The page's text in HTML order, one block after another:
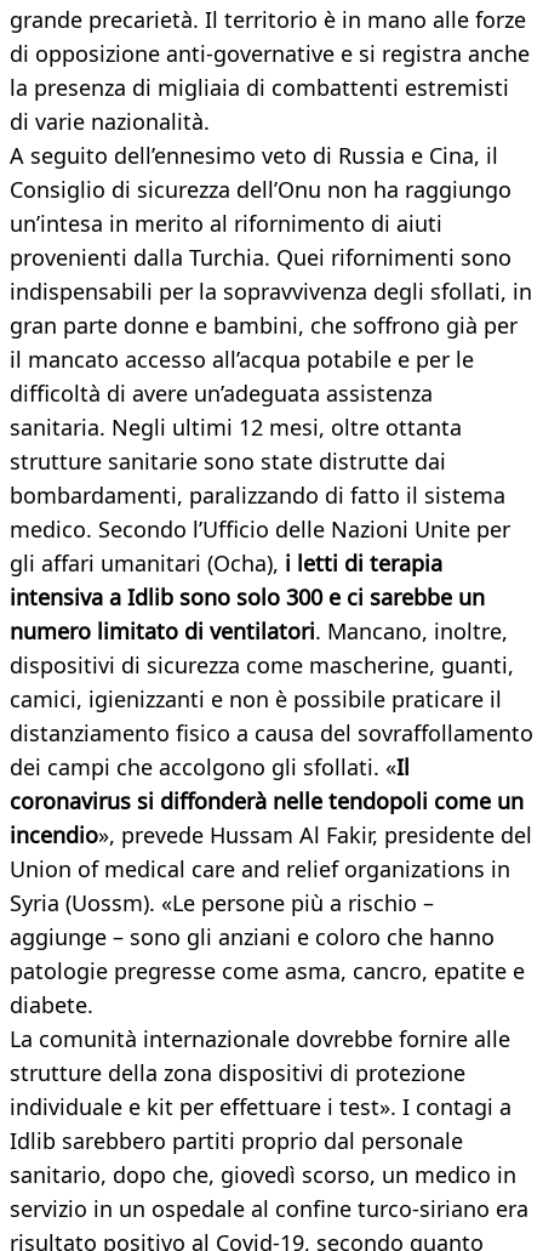
grande precarietà. Il territorio è in mano alle forze
di opposizione anti-governative e si registra anche
la presenza di migliaia di combattenti estremisti
di varie nazionalità.
A seguito dell’ennesimo veto di Russia e Cina, il
Consiglio di sicurezza dell’Onu non ha raggiungo
un’intesa in merito al rifornimento di aiuti
provenienti dalla Turchia. Quei rifornimenti sono
indispensabili per la sopravvivenza degli sfollati, in
gran parte donne e bambini, che soffrono già per
il mancato accesso all’acqua potabile e per le
difficoltà di avere un’adeguata assistenza
sanitaria. Negli ultimi 12 mesi, oltre ottanta
strutture sanitarie sono state distrutte dai
bombardamenti, paralizzando di fatto il sistema
medico. Secondo l’Ufficio delle Nazioni Unite per
gli affari umanitari (Ocha), i letti di terapia
intensiva a Idlib sono solo 300 e ci sarebbe un
numero limitato di ventilatori. Mancano, inoltre,
dispositivi di sicurezza come mascherine, guanti,
camici, igienizzanti e non è possibile praticare il
distanziamento fisico a causa del sovraffollamento
dei campi che accolgono gli sfollati. «Il
coronavirus si diffonderà nelle tendopoli come un
incendio», prevede Hussam Al Fakir, presidente del
Union of medical care and relief organizations in
Syria (Uossm). «Le persone più a rischio –
aggiunge – sono gli anziani e coloro che hanno
patologie pregresse come asma, cancro, epatite e
diabete.
La comunità internazionale dovrebbe fornire alle
strutture della zona dispositivi di protezione
individuale e kit per effettuare i test». I contagi a
Idlib sarebbero partiti proprio dal personale
sanitario, dopo che, giovedì scorso, un medico in
servizio in un ospedale al confine turco-siriano era
risultato positivo al Covid-19, secondo quanto